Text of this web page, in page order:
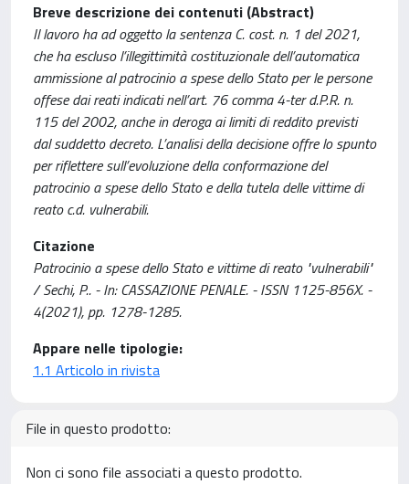
Breve descrizione dei contenuti (Abstract)
Il lavoro ha ad oggetto la sentenza C. cost. n. 1 del 2021,
che ha escluso l’illegittimità costituzionale dell’automatica
ammissione al patrocinio a spese dello Stato per le persone
offese dai reati indicati nell’art. 76 comma 4-ter d.P.R. n.
115 del 2002, anche in deroga ai limiti di reddito previsti
dal suddetto decreto. L’analisi della decisione offre lo spunto
per riflettere sull’evoluzione della conformazione del
patrocinio a spese dello Stato e della tutela delle vittime di
reato c.d. vulnerabili.
Citazione
Patrocinio a spese dello Stato e vittime di reato "vulnerabili"
/ Sechi, P.. - In: CASSAZIONE PENALE. - ISSN 1125-856X. -
4(2021), pp. 1278-1285.
Appare nelle tipologie:
1.1 Articolo in rivista
File in questo prodotto:
Non ci sono file associati a questo prodotto.